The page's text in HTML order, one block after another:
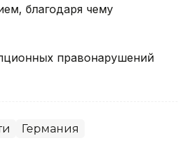
благодаря чему
правонарушений
Германия